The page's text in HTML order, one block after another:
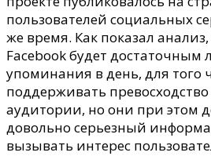
пользователей социальных
же время. Как показал
Facebook будет достаточным
упоминания в день, для того
поддерживать
аудитории, но они при этом
довольно серьезный
вызывать интерес